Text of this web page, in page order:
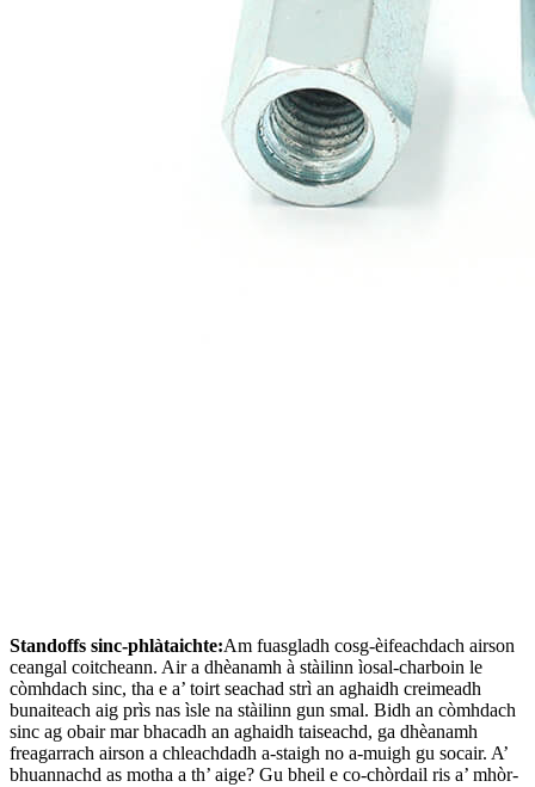
Standoffs sinc-phlàtaichte:Am fuasgladh cosg-èifeachdach airson
ceangal coitcheann. Air a dhèanamh à stàilinn ìosal-charboin le
còmhdach sinc, tha e a’ toirt seachad strì an aghaidh creimeadh
bunaiteach aig prìs nas ìsle na stàilinn gun smal. Bidh an còmhdach
sinc ag obair mar bhacadh an aghaidh taiseachd, ga dhèanamh
freagarrach airson a chleachdadh a-staigh no a-muigh gu socair. A’
bhuannachd as motha a th’ aige? Gu bheil e co-chòrdail ris a’ mhòr-